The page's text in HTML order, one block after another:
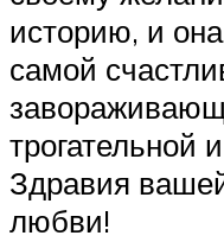
историю, и
самой
трогательной
Здравия
любви!